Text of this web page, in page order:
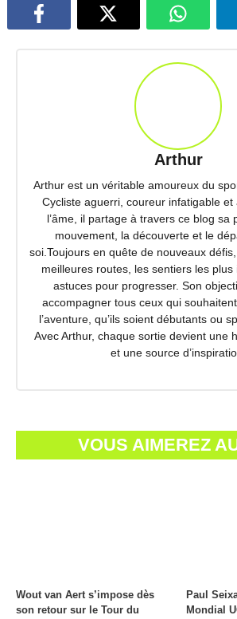
Arthur
Arthur est un véritable amoureux du
Cycliste aguerri, coureur infatigable et
l’âme, il partage à travers ce blog sa
mouvement, la découverte et le
soi.Toujours en quête de nouveaux
meilleures routes, les sentiers les
astuces pour progresser. Son
accompagner tous ceux qui
l’aventure, qu’ils soient débutants ou
Avec Arthur, chaque sortie devient une
et une source
VOUS AIMEREZ
Wout van Aert s’impose dès
son retour sur le Tour du
Paul
Mondial